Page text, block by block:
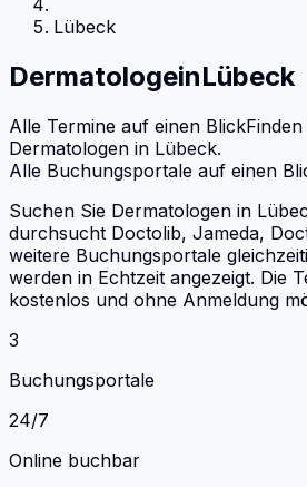
Lübeck
DermatologeinLübeck
Alle Termine auf einen Blick
Dermatologen in Lübeck.
Alle Buchungsportale auf einen
Suchen Sie Dermatologen in
durchsucht Doctolib, Jameda,
weitere Buchungsportale
werden in Echtzeit angezeigt. Die
kostenlos und ohne Anmeldung
3
Buchungsportale
24/7
Online buchbar